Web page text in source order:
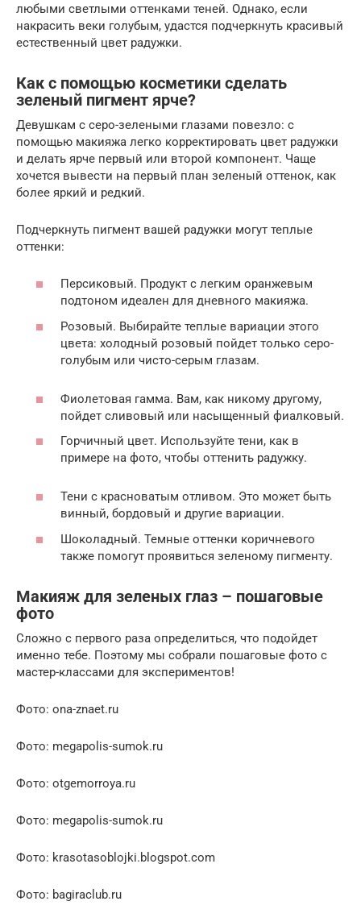
любыми светлыми оттенками теней. Однако, если
накрасить веки голубым, удастся подчеркнуть красивый
естественный цвет радужки.
Как с помощью косметики сделать
зеленый пигмент ярче?
Девушкам с серо-зелеными глазами повезло: с
помощью макияжа легко корректировать цвет радужки
и делать ярче первый или второй компонент. Чаще
хочется вывести на первый план зеленый оттенок, как
более яркий и редкий.
Подчеркнуть пигмент вашей радужки могут теплые
оттенки:
Персиковый. Продукт с легким оранжевым
подтоном идеален для дневного макияжа.
Розовый. Выбирайте теплые вариации этого
цвета: холодный розовый пойдет только серо-
голубым или чисто-серым глазам.
Фиолетовая гамма. Вам, как никому другому,
пойдет сливовый или насыщенный фиалковый.
Горчичный цвет. Используйте тени, как в
примере на фото, чтобы оттенить радужку.
Тени с красноватым отливом. Это может быть
винный, бордовый и другие вариации.
Шоколадный. Темные оттенки коричневого
также помогут проявиться зеленому пигменту.
Макияж для зеленых глаз – пошаговые
фото
Сложно с первого раза определиться, что подойдет
именно тебе. Поэтому мы собрали пошаговые фото с
мастер-классами для экспериментов!
Фото: ona-znaet.ru
Фото: megapolis-sumok.ru
Фото: otgemorroya.ru
Фото: megapolis-sumok.ru
Фото: krasotasoblojki.blogspot.com
Фото: bagiraclub.ru